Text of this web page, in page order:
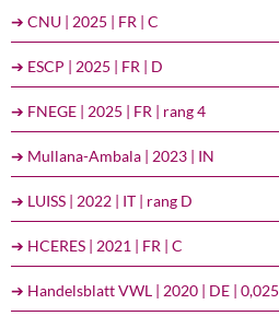
➔ CNU | 2025 | FR | C
➔ ESCP | 2025 | FR | D
➔ FNEGE | 2025 | FR | rang 4
➔ Mullana-Ambala | 2023 | IN
➔ LUISS | 2022 | IT | rang D
➔ HCERES | 2021 | FR | C
➔ Handelsblatt VWL | 2020 | DE | 0,025